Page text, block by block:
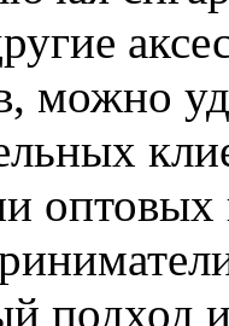
можно
оптовых
подход